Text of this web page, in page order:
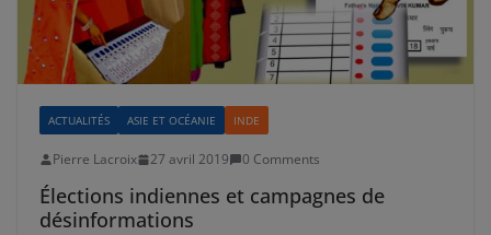
ACTUALITÉS ASIE ET OCÉANIE INDE
Pierre Lacroix 27 avril 2019 0 Comments
Élections indiennes et campagnes de
désinformations